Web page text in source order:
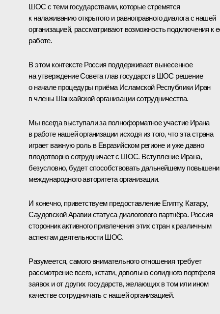
ШОС с теми государствами, которые стремятся
к налаживанию открытого и равноправного диалога с нашей
организацией, рассматривают возможность подключения к
работе.
В этом контексте Россия поддерживает вынесенное
на утверждение Совета глав государств ШОС решение
о начале процедуры приёма Исламской Республики Иран
в члены Шанхайской организации сотрудничества.
Мы всегда выступали за полноформатное участие Ирана
в работе нашей организации исходя из того, что эта страна
играет важную роль в Евразийском регионе и уже давно
плодотворно сотрудничает с ШОС. Вступление Ирана,
безусловно, будет способствовать дальнейшему
международного авторитета организации.
И конечно, приветствуем предоставление Египту, Катару,
Саудовской Аравии статуса диалогового партнёра. Россия –
сторонник активного привлечения этих стран к различным
аспектам деятельности ШОС.
Разумеется, самого внимательного отношения требует
рассмотрение всего, кстати, довольно солидного портфеля
заявок и от других государств, желающих в том или ином
качестве сотрудничать с нашей организацией.